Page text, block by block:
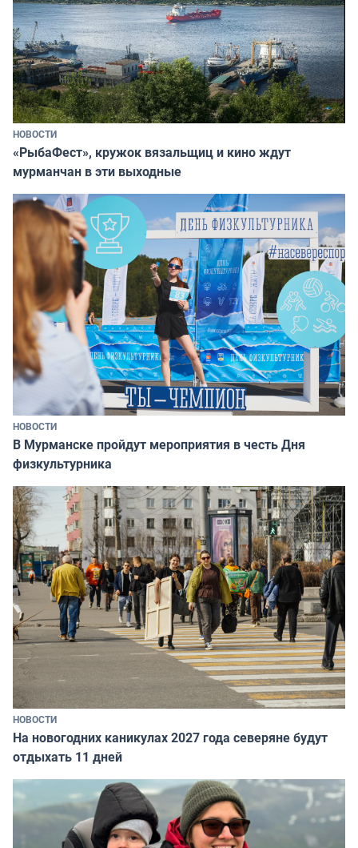
НОВОСТИ
«РыбаФест», кружок вязальщиц и кино ждут
мурманчан в эти выходные
НОВОСТИ
В Мурманске пройдут мероприятия в честь Дня
физкультурника
НОВОСТИ
На новогодних каникулах 2027 года северяне будут
отдыхать 11 дней